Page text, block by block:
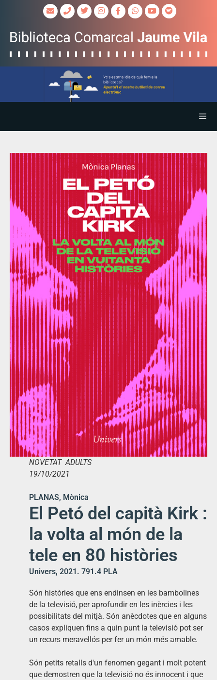
NOVETAT ADULTS
19/10/2021
PLANAS, Mònica
El Petó del capità Kirk :
la volta al món de la
tele en 80 històries
Univers, 2021. 791.4 PLA
Són històries que ens endinsen en les bambolines
de la televisió, per aprofundir en les inèrcies i les
possibilitats del mitjà. Són anècdotes que en alguns
casos expliquen fins a quin punt la televisió pot ser
un recurs meravellós per fer un món més amable.
Són petits retalls d'un fenomen gegant i molt potent
que demostren que la televisió no és innocent i que